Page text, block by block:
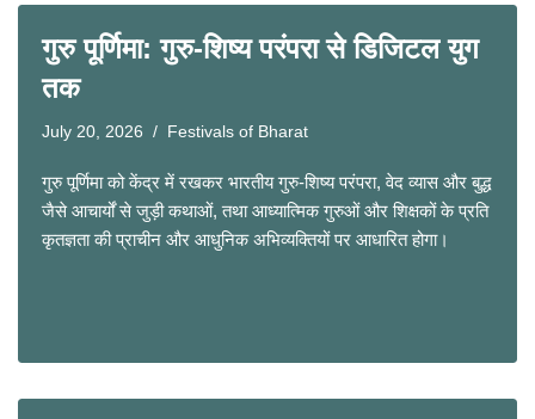
गुरु पूर्णिमा: गुरु-शिष्य परंपरा से डिजिटल युग
तक
July 20, 2026 Festivals of Bharat
गुरु पूर्णिमा को केंद्र में रखकर भारतीय गुरु-शिष्य परंपरा, वेद व्यास और बुद्ध
जैसे आचार्यों से जुड़ी कथाओं, तथा आध्यात्मिक गुरुओं और शिक्षकों के प्रति
कृतज्ञता की प्राचीन और आधुनिक अभिव्यक्तियों पर आधारित होगा।